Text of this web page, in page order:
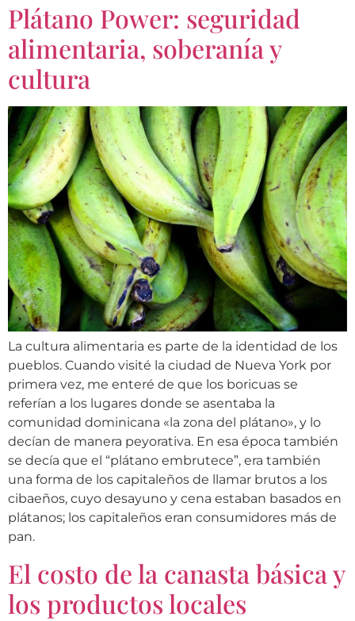
Plátano Power: seguridad
alimentaria, soberanía y
cultura
La cultura alimentaria es parte de la identidad de los
pueblos. Cuando visité la ciudad de Nueva York por
primera vez, me enteré de que los boricuas se
referían a los lugares donde se asentaba la
comunidad dominicana «la zona del plátano», y lo
decían de manera peyorativa. En esa época también
se decía que el “plátano embrutece”, era también
una forma de los capitaleños de llamar brutos a los
cibaeños, cuyo desayuno y cena estaban basados en
plátanos; los capitaleños eran consumidores más de
pan.
El costo de la canasta básica y
los productos locales